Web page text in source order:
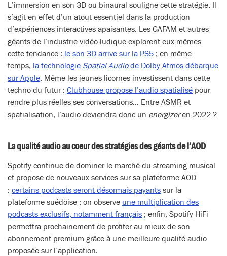
L’immersion en son 3D ou binaural souligne cette stratégie. Il
s’agit en effet d’un atout essentiel dans la production
d’expériences interactives apaisantes. Les GAFAM et autres
géants de l’industrie vidéo-ludique explorent eux-mêmes
cette tendance : le son 3D arrive sur la PS5 ; en même
temps, la technologie Spatial Audiode Dolby Atmos débarque
sur Apple. Même les jeunes licornes investissent dans cette
techno du futur : Clubhouse propose l’audio spatialisé pour
rendre plus réelles ses conversations… Entre ASMR et
spatialisation, l’audio deviendra donc un energizeren 2022 ?
La qualité audio au coeur des stratégies des géants de l’AOD
Spotify continue de dominer le marché du streaming musical
et propose de nouveaux services sur sa plateforme AOD
: certains podcasts seront désormais payants sur la
plateforme suédoise ; on observe une multiplication des
podcasts exclusifs, notamment français ; enfin, Spotify HiFi
permettra prochainement de profiter au mieux de son
abonnement premium grâce à une meilleure qualité audio
proposée sur l’application.